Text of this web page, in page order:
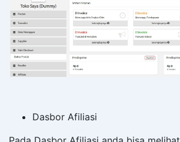
Dasbor Afiliasi